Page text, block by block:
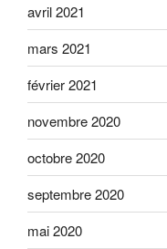
avril 2021
mars 2021
février 2021
novembre 2020
octobre 2020
septembre 2020
mai 2020